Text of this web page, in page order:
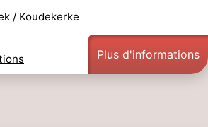
/ Koudekerke
Plus d'informations